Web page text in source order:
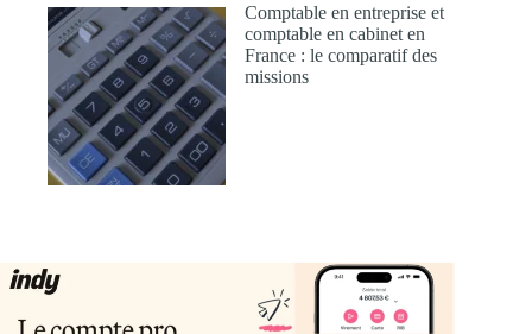
Comptable en entreprise et
comptable en cabinet en
France : le comparatif des
missions